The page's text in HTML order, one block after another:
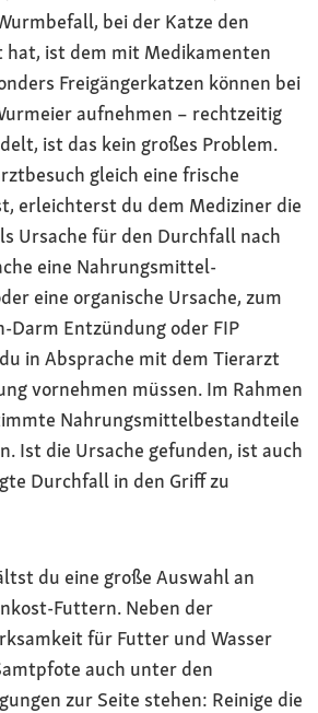
bei der Katze den
hat, ist dem mit Medikamenten
Freigängerkatzen können bei
aufnehmen – rechtzeitig
ist das kein großes Problem.
gleich eine frische
erleichterst du dem Mediziner die
Ursache für den Durchfall nach
eine Nahrungsmittel-
eine organische Ursache, zum
Darm Entzündung oder FIP
in Absprache mit dem Tierarzt
vornehmen müssen. Im Rahmen
Nahrungsmittelbestandteile
Ist die Ursache gefunden, ist auch
Durchfall in den Griff zu
du eine große Auswahl an
Futtern. Neben der
für Futter und Wasser
auch unter den
zur Seite stehen: Reinige die